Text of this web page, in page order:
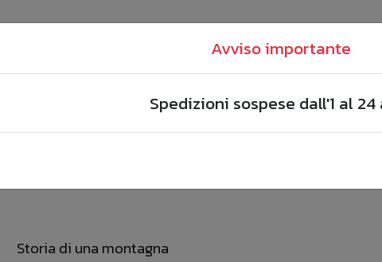
Storia di una montagna
Avviso importante
Spedizioni sospese dall'1 al